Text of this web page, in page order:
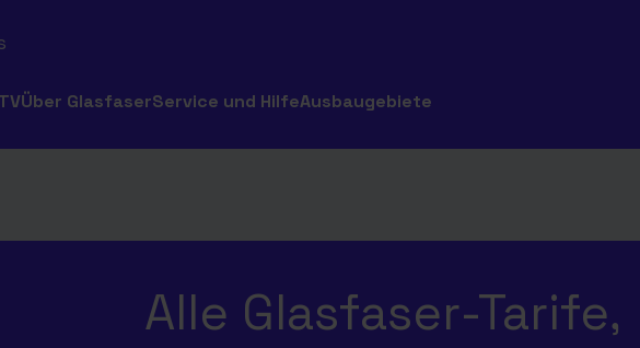
Über GlasfaserService und HilfeAusbaugebiete
Alle Glasfaser-Tarife,